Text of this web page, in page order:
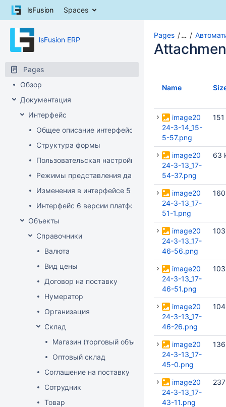
Skip
breadcrumbs
Skip
header
lsFusion Spaces
lsFusion ERP
Pages
Обзор
Документация
Интерфейс
Общее описание интерфейса клиента
Структура формы
Пользовательская настройка интерфейса
Режимы представления данных
Изменения в интерфейсе 5 версии платформы
Интерфейс 6 версии платформы
Объекты
Справочники
Валюта
Вид цены
Договор на поставку
Нумератор
Организация
Склад
Магазин (торговый объект)
Оптовый склад
Соглашение на поставку
Сотрудник
Товар
Pages …
Name
image20
24-3-14_15-
5-57.png
image20
24-3-13_17-
54-37.png
63
image20
24-3-13_17-
51-1.png
image20
24-3-13_17-
46-56.png
image20
24-3-13_17-
46-51.png
image20
24-3-13_17-
46-26.png
image20
24-3-13_17-
45-0.png
image20
24-3-13_17-
43-11.png